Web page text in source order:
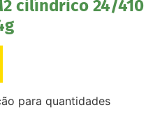
cilíndrico 24/410
para quantidades